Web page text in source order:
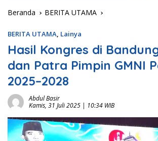
Beranda BERITA UTAMA
BERITA UTAMA, Lainya
Hasil Kongres di
dan Patra Pimpin GMNI
2025–2028
Abdul Basir
Kamis, 31 Juli 2025 | 10:34 WIB